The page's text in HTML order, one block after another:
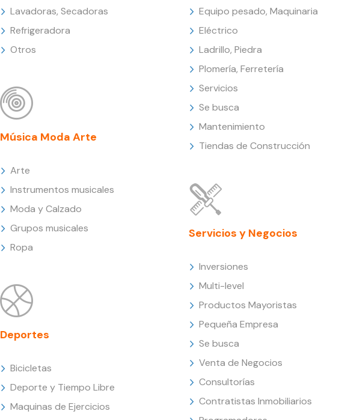
Lavadoras, Secadoras
Refrigeradora
Otros
Música Moda Arte
Arte
Instrumentos musicales
Moda y Calzado
Grupos musicales
Ropa
Deportes
Bicicletas
Deporte y Tiempo Libre
Maquinas de Ejercicios
Equipo pesado, Maquinaria
Eléctrico
Ladrillo, Piedra
Plomería, Ferretería
Servicios
Se busca
Mantenimiento
Tiendas de Construcción
Servicios y Negocios
Inversiones
Multi-level
Productos Mayoristas
Pequeña Empresa
Se busca
Venta de Negocios
Consultorías
Contratistas Inmobiliarios